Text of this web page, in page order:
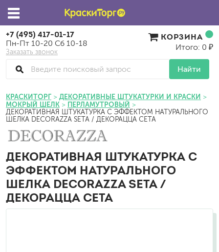
+7 (495) 417-01-17
Пн-Пт 10-20 Сб 10-18
Заказать звонок
Найти
КОРЗИНА
Итого: 0 ₽
КРАСКИТОРГ
ДЕКОРАТИВНЫЕ ШТУКАТУРКИ И КРАСКИ
МОКРЫЙ ШЕЛК
ПЕРЛАМУТРОВЫЙ
ДЕКОРАТИВНАЯ ШТУКАТУРКА С ЭФФЕКТОМ НАТУРАЛЬНОГО
ШЕЛКА DECORAZZA SETA / ДЕКОРАЦЦА СЕТА
ДЕКОРАТИВНАЯ ШТУКАТУРКА С
ЭФФЕКТОМ НАТУРАЛЬНОГО
ШЕЛКА DECORAZZA SETA /
ДЕКОРАЦЦА СЕТА